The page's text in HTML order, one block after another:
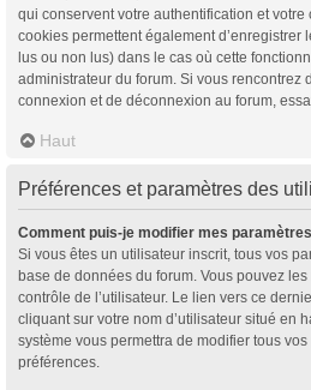
qui conservent votre authentification et
cookies permettent également d’enregistrer
lus ou non lus) dans le cas où cette
administrateur du forum. Si vous rencontrez
connexion et de déconnexion au forum,
Haut
Préférences et paramètres des
Comment puis-je modifier mes
Si vous êtes un utilisateur inscrit, tous vos
base de données du forum. Vous pouvez
contrôle de l’utilisateur. Le lien vers ce
cliquant sur votre nom d’utilisateur situé en
système vous permettra de modifier tous
préférences.